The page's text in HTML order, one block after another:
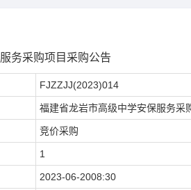
务采购项目采购公告
FJZZJJ(2023)014
福建省龙岩市高级中学安保服务采
竞价采购
1
2023-06-2008:30